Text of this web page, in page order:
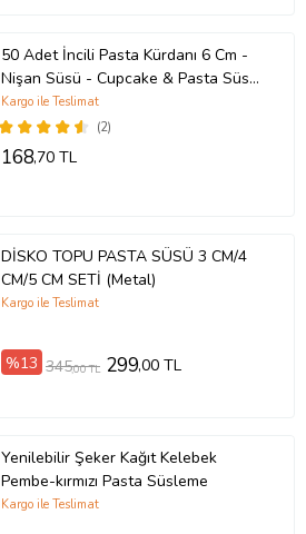
50 Adet İncili Pasta Kürdanı 6 Cm -
Nişan Süsü - Cupcake & Pasta Süsü
-
(2)
Kargo ile Teslimat
168,70 TL
DİSKO TOPU PASTA SÜSÜ 3 CM/4
CM/5 CM SETİ (Metal)
Kargo ile Teslimat
%13 345,00 TL 299,00 TL
Yenilebilir Şeker Kağıt Kelebek
Pembe-kırmızı Pasta Süsleme
Kargo ile Teslimat